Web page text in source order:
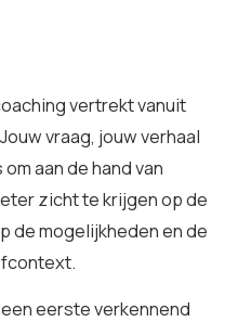
vertrekt vanuit
vraag, jouw verhaal
aan de hand van
zicht te krijgen op de
de mogelijkheden en de
eerste verkennend